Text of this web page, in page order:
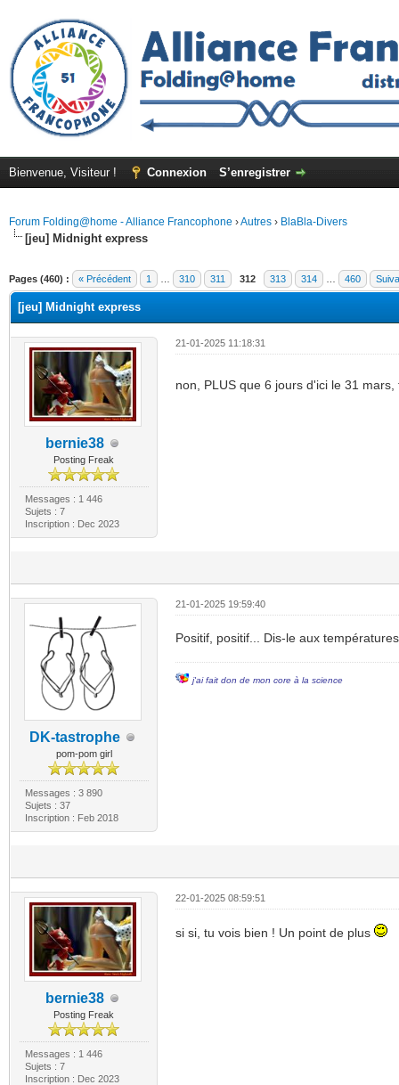
Bienvenue, Visiteur ! Connexion S’enregistrer
Forum Folding@home - Alliance Francophone ›Autres › BlaBla-Divers
[jeu] Midnight express
Pages (460) : « Précédent 1 310 311 312 313 314 460
[jeu] Midnight express
bernie38
Posting Freak
Messages : 1 446
Sujets : 7
Inscription : Dec 2023
21-01-2025 11:18:31
non, PLUS que 6 jours d'ici le 31
DK-tastrophe
pom-pom girl
Messages : 3 890
Sujets : 37
Inscription : Feb 2018
21-01-2025 19:59:40
Positif, positif... Dis-le aux
j'ai fait don de mon core à la science
bernie38
Posting Freak
Messages : 1 446
Sujets : 7
Inscription : Dec 2023
22-01-2025 08:59:51
si si, tu vois bien ! Un point de plus